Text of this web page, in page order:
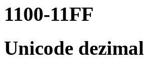
1100-11FF
Unicode dezimal